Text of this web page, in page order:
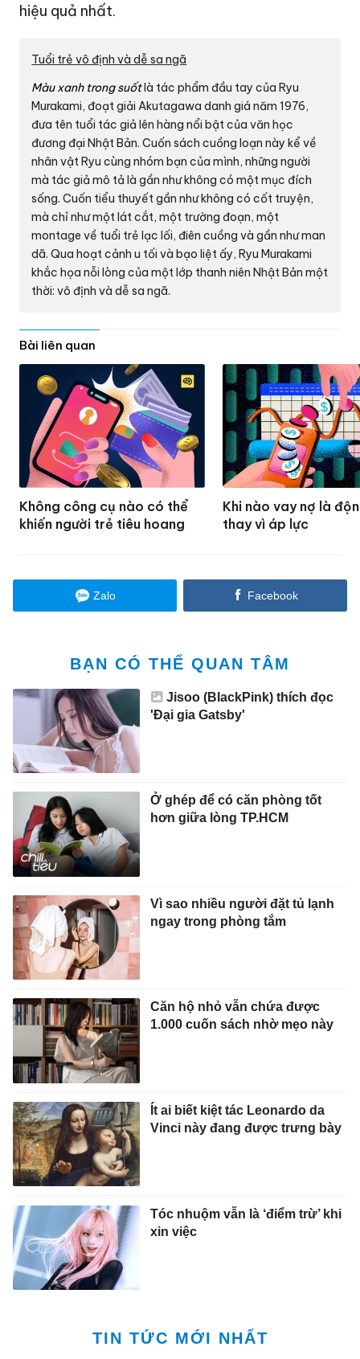
hiệu quả nhất.
Tuổi trẻ vô định và dễ sa ngã
Màu xanh trong suốtlà tác phẩm đầu tay của Ryu
Murakami, đoạt giải Akutagawa danh giá năm 1976,
đưa tên tuổi tác giả lên hàng nổi bật của văn học
đương đại Nhật Bản. Cuốn sách cuồng loạn này kể về
nhân vật Ryu cùng nhóm bạn của mình, những người
mà tác giả mô tả là gần như không có một mục đích
sống. Cuốn tiểu thuyết gần như không có cốt truyện,
mà chỉ như một lát cắt, một trường đoạn, một
montage về tuổi trẻ lạc lối, điên cuồng và gần như man
dã. Qua hoạt cảnh u tối và bạo liệt ấy, Ryu Murakami
khắc họa nỗi lòng của một lớp thanh niên Nhật Bản một
thời: vô định và dễ sa ngã.
Bài liên quan
Không công cụ nào có thể
khiến người trẻ tiêu hoang
Khi nào vay nợ là
thay vì áp lực
Zalo Facebook
BẠN CÓ THỂ QUAN TÂM
Jisoo (BlackPink) thích đọc
'Đại gia Gatsby'
Ở ghép để có căn phòng tốt
hơn giữa lòng TP.HCM
Vì sao nhiều người đặt tủ lạnh
ngay trong phòng tắm
Căn hộ nhỏ vẫn chứa được
1.000 cuốn sách nhờ mẹo này
Ít ai biết kiệt tác Leonardo da
Vinci này đang được trưng bày
Tóc nhuộm vẫn là ‘điểm trừ’ khi
xin việc
TIN TỨC MỚI NHẤT